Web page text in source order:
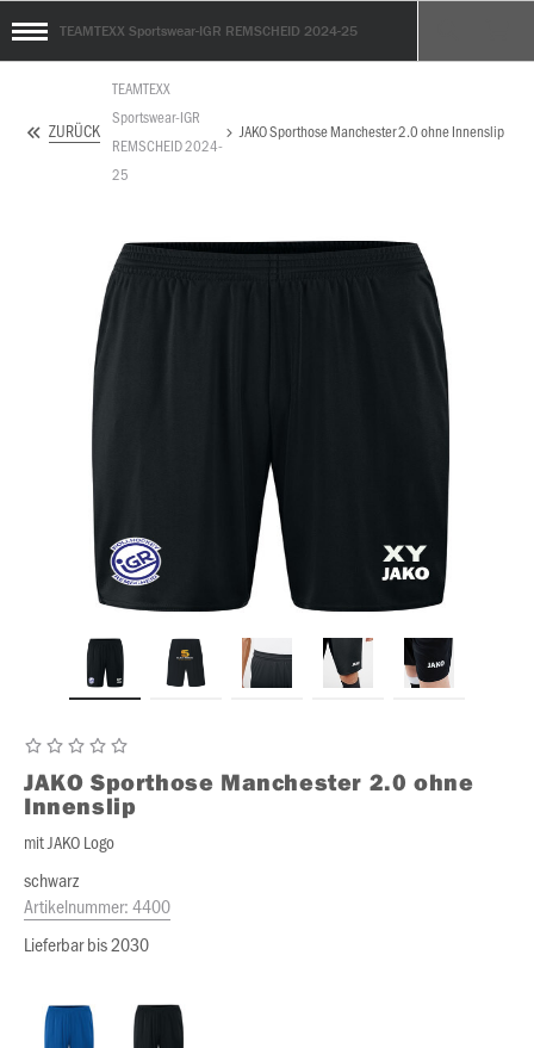
TEAMTEXX Sportswear-IGR REMSCHEID 2024-25
ZURÜCK
TEAMTEXX
Sportswear-IGR
REMSCHEID 2024-
25
JAKO Sporthose Manchester 2.0 ohne Innenslip
JAKO Sporthose Manchester 2.0 ohne
Innenslip
mit JAKO Logo
schwarz
Artikelnummer:4400
Lieferbar bis 2030